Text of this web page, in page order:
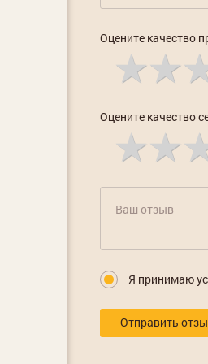
Оцените качество
Оцените качество
Я принимаю
Отправить